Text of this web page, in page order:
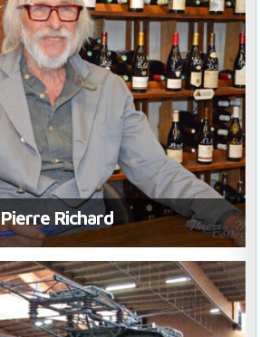
Pierre Richard